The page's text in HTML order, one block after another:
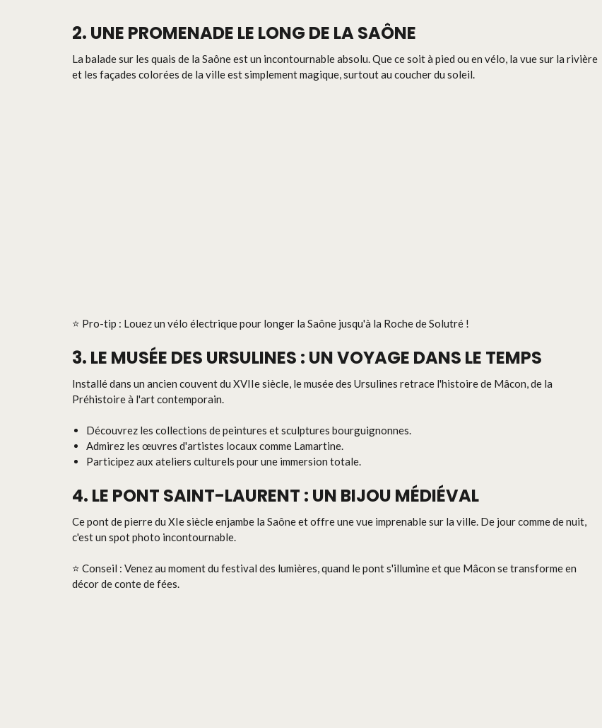
2. UNE PROMENADE LE LONG DE LA SAÔNE
La balade sur les quais de la Saône est un incontournable absolu. Que ce soit à pied ou en vélo, la vue sur la rivière
et les façades colorées de la ville est simplement magique, surtout au coucher du soleil.
⭐ Pro-tip : Louez un vélo électrique pour longer la Saône jusqu'à la Roche de Solutré !
3. LE MUSÉE DES URSULINES : UN VOYAGE DANS LE TEMPS
Installé dans un ancien couvent du XVIIe siècle, le musée des Ursulines retrace l'histoire de Mâcon, de la
Préhistoire à l'art contemporain.
Découvrez les collections de peintures et sculptures bourguignonnes.
Admirez les œuvres d'artistes locaux comme Lamartine.
Participez aux ateliers culturels pour une immersion totale.
4. LE PONT SAINT-LAURENT : UN BIJOU MÉDIÉVAL
Ce pont de pierre du XIe siècle enjambe la Saône et offre une vue imprenable sur la ville. De jour comme de nuit,
c'est un spot photo incontournable.
⭐ Conseil : Venez au moment du festival des lumières, quand le pont s'illumine et que Mâcon se transforme en
décor de conte de fées.